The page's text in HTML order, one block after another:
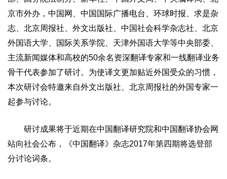
京市外办，中国网、中国国际广播电台、环球时报、求是杂
志、北京周报社、外文出版社、中国社会科学杂志社、北京
外国语大学、国际关系学院、天津外国语大学等中央部委、
主流新闻媒体和高校的50余名资深翻译专家和一线翻译业务
骨干代表参加了研讨。为使译文更加贴近外国受众的习惯，
本次研讨会特邀来自外文出版社、北京周报社的外国专家一
起参与讨论。
研讨成果将于近期在中国翻译研究院和中国翻译协会网
站向社会公布，《中国翻译》杂志2017年第四期将选登部
分讨论词条。